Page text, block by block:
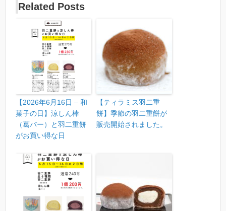
Related Posts
【2026年6月16日 – 和
菓子の日】涼しん棒
（葛バー）と羽二重餅
がお買い得な日
【ティラミス羽二重
餅】季節の羽二重餅が
販売開始されました。